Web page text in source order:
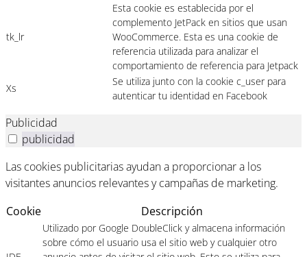
tk_lr
Esta cookie es establecida por el
complemento JetPack en sitios que usan
WooCommerce. Esta es una cookie de
referencia utilizada para analizar el
comportamiento de referencia para Jetpack
Xs
Se utiliza junto con la cookie c_user para
autenticar tu identidad en Facebook
Publicidad
publicidad
Las cookies publicitarias ayudan a proporcionar a los
visitantes anuncios relevantes y campañas de marketing.
Cookie
Descripción
Utilizado por Google DoubleClick y almacena información
sobre cómo el usuario usa el sitio web y cualquier otro